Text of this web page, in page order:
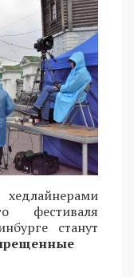
фестиваля
станут